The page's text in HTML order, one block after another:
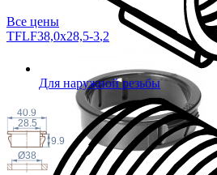
Для наружной резьбы
Все цены
TFLF38,0x28,5-3,2
9.9
Ø38
28.5
40.9